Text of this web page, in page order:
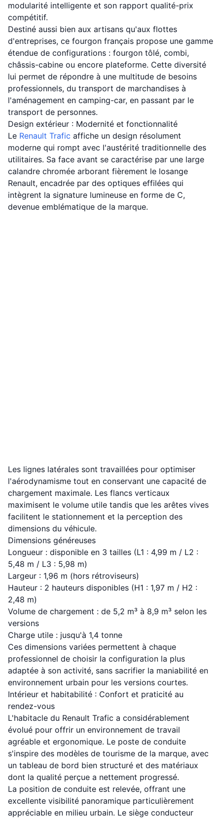
modularité intelligente et son rapport qualité-prix
compétitif.
Destiné aussi bien aux artisans qu'aux flottes
d'entreprises, ce fourgon français propose une gamme
étendue de configurations : fourgon tôlé, combi,
châssis-cabine ou encore plateforme. Cette diversité
lui permet de répondre à une multitude de besoins
professionnels, du transport de marchandises à
l'aménagement en camping-car, en passant par le
transport de personnes.
Design extérieur : Modernité et fonctionnalité
Le Renault Trafic affiche un design résolument
moderne qui rompt avec l'austérité traditionnelle des
utilitaires. Sa face avant se caractérise par une large
calandre chromée arborant fièrement le losange
Renault, encadrée par des optiques effilées qui
intègrent la signature lumineuse en forme de C,
devenue emblématique de la marque.
Les lignes latérales sont travaillées pour optimiser
l'aérodynamisme tout en conservant une capacité de
chargement maximale. Les flancs verticaux
maximisent le volume utile tandis que les arêtes vives
facilitent le stationnement et la perception des
dimensions du véhicule.
Dimensions généreuses
Longueur : disponible en 3 tailles (L1 : 4,99 m / L2 :
5,48 m / L3 : 5,98 m)
Largeur : 1,96 m (hors rétroviseurs)
Hauteur : 2 hauteurs disponibles (H1 : 1,97 m / H2 :
2,48 m)
Volume de chargement : de 5,2 m³ à 8,9 m³ selon les
versions
Charge utile : jusqu'à 1,4 tonne
Ces dimensions variées permettent à chaque
professionnel de choisir la configuration la plus
adaptée à son activité, sans sacrifier la maniabilité en
environnement urbain pour les versions courtes.
Intérieur et habitabilité : Confort et praticité au
rendez-vous
L'habitacle du Renault Trafic a considérablement
évolué pour offrir un environnement de travail
agréable et ergonomique. Le poste de conduite
s'inspire des modèles de tourisme de la marque, avec
un tableau de bord bien structuré et des matériaux
dont la qualité perçue a nettement progressé.
La position de conduite est relevée, offrant une
excellente visibilité panoramique particulièrement
appréciable en milieu urbain. Le siège conducteur